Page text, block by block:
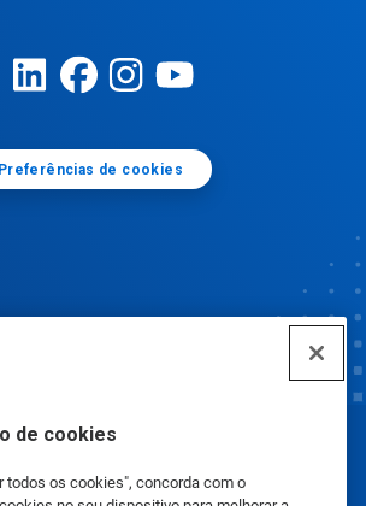
de cookies
todos os cookies", concorda com o
Preferências de cookies